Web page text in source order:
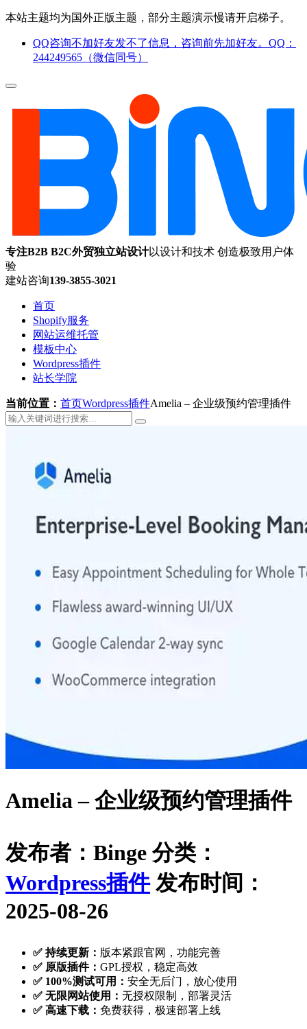
本站主题均为国外正版主题，部分主题演示慢请开启梯子。
QQ咨询不加好友发不了信息，咨询前先加好友。QQ：
244249565（微信同号）
专注B2B B2C外贸独立站设计以设计和技术 创造极致用户体
验
建站咨询139-3855-3021
首页
Shopify服务
网站运维托管
模板中心
Wordpress插件
站长学院
当前位置： 首页Wordpress插件Amelia – 企业级预约管理插件
Amelia – 企业级预约管理插件
发布者：Binge 分类：
Wordpress插件 发布时间：
2025-08-26
✅ 持续更新： 版本紧跟官网，功能完善
✅ 原版插件： GPL授权，稳定高效
✅ 100%测试可用： 安全无后门，放心使用
✅ 无限网站使用： 无授权限制，部署灵活
✅ 高速下载： 免费获得，极速部署上线